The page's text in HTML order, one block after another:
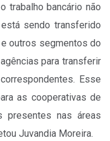
trabalho bancário não
sendo transferido
outros segmentos do
para transferir
Esse
as cooperativas de
presentes nas áreas
Juvandia Moreira.